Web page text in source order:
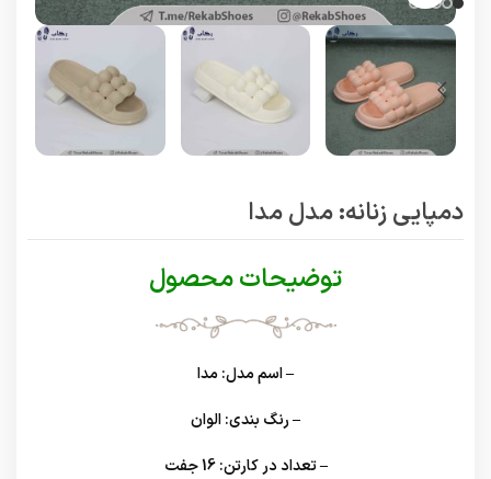
دمپایی زنانه: مدل مدا
توضیحات محصول
– اسم مدل: مدا
– رنگ بندی:الوان
– تعداد در کارتن:16 جفت